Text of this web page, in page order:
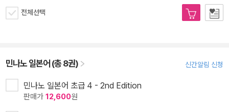
전체선택
민나노 일본어 (총 8권) 신간알림 신청
민나노 일본어 초급 4 - 2nd Edition
판매가 12,600원